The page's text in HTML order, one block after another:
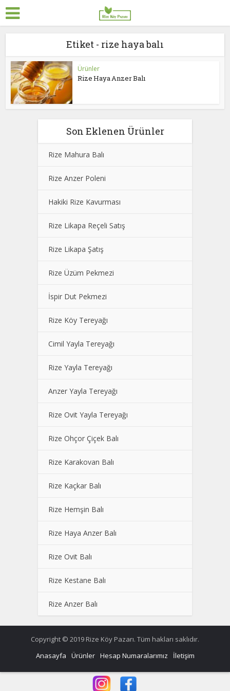
Etiket - rize haya balı
Ürünler
Rize Haya Anzer Balı
Son Eklenen Ürünler
Rize Mahura Balı
Rize Anzer Poleni
Hakiki Rize Kavurması
Rize Likapa Reçeli Satış
Rize Likapa Şatış
Rize Üzüm Pekmezi
İspir Dut Pekmezi
Rize Köy Tereyağı
Cimil Yayla Tereyağı
Rize Yayla Tereyağı
Anzer Yayla Tereyağı
Rize Ovit Yayla Tereyağı
Rize Ohçor Çiçek Balı
Rize Karakovan Balı
Rize Kaçkar Balı
Rize Hemşin Balı
Rize Haya Anzer Balı
Rize Ovit Balı
Rize Kestane Balı
Rize Anzer Balı
Copyright © 2019 Rize Köy Pazarı. Tüm hakları saklıdır.
Anasayfa
Ürünler Hesap Numaralarımız İletişim